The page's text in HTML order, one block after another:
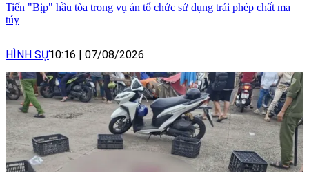
Tiến "Bịp" hầu tòa trong vụ án tổ chức sử dụng trái phép chất ma
túy
HÌNH SỰ10:16 | 07/08/2026